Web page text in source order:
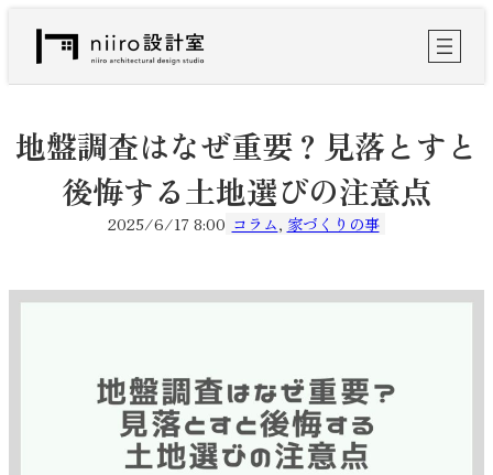
ス
ッ
プ
地盤調査はなぜ重要？見落とすと
後悔する土地選びの注意点
2025/6/17 8:00 コラム, 家づくりの事